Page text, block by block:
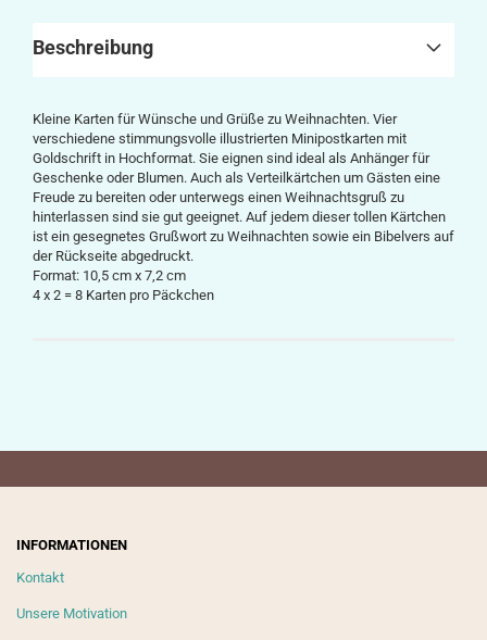
Beschreibung
Kleine Karten für Wünsche und Grüße zu Weihnachten. Vier
verschiedene stimmungsvolle illustrierten Minipostkarten mit
Goldschrift in Hochformat. Sie eignen sind ideal als Anhänger für
Geschenke oder Blumen. Auch als Verteilkärtchen um Gästen eine
Freude zu bereiten oder unterwegs einen Weihnachtsgruß zu
hinterlassen sind sie gut geeignet. Auf jedem dieser tollen Kärtchen
ist ein gesegnetes Grußwort zu Weihnachten sowie ein Bibelvers auf
der Rückseite abgedruckt.
Format: 10,5 cm x 7,2 cm
4 x 2 = 8 Karten pro Päckchen
INFORMATIONEN
Kontakt
Unsere Motivation